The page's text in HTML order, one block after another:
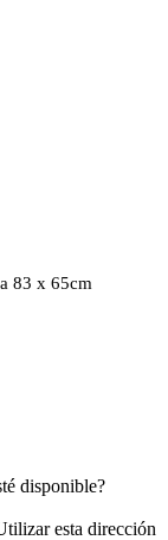
83 x 65cm
disponible?
esta dirección